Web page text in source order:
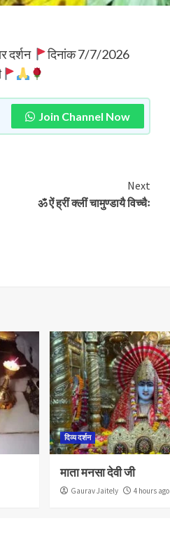
दर्शन
दिनांक 7/7/2026
Join Channel Now
Next
ॐ ऐं ह्रीं क्लीं चामुण्डायै विच्चैः
दिव्य दर्शन
माता मनसा देवी जी
Gaurav Jaitely 4 hours ago